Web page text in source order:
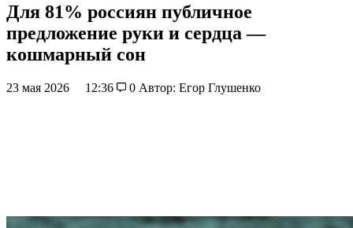
Для 81% россиян публичное
предложение руки и сердца —
кошмарный сон
23 мая 2026 12:36 0 Автор: Егор Глушенко